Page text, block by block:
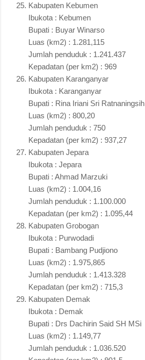
Kabupaten Kebumen
Ibukota : Kebumen
Bupati : Buyar Winarso
Luas (km2) : 1.281,115
Jumlah penduduk : 1.241.437
Kepadatan (per km2) : 969
Kabupaten Karanganyar
Ibukota : Karanganyar
Bupati : Rina Iriani Sri Ratnaningsih
Luas (km2) : 800,20
Jumlah penduduk : 750
Kepadatan (per km2) : 937,27
Kabupaten Jepara
Ibukota : Jepara
Bupati : Ahmad Marzuki
Luas (km2) : 1.004,16
Jumlah penduduk : 1.100.000
Kepadatan (per km2) : 1.095,44
Kabupaten Grobogan
Ibukota : Purwodadi
Bupati : Bambang Pudjiono
Luas (km2) : 1.975,865
Jumlah penduduk : 1.413.328
Kepadatan (per km2) : 715,3
Kabupaten Demak
Ibukota : Demak
Bupati : Drs Dachirin Said SH MSi
Luas (km2) : 1.149,77
Jumlah penduduk : 1.036.520